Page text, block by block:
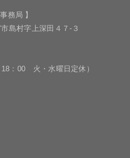
務局 】
島村字上深田４７-３
：00 火・水曜日定休）